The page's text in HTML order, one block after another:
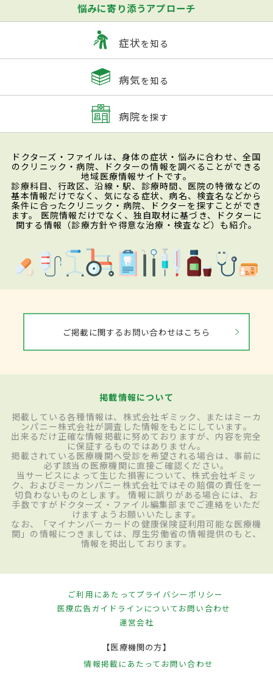
悩みに寄り添うアプローチ
症状を知る
病気を知る
病院を探す
ドクターズ・ファイルは、身体の症状・悩みに合わせ、全国
のクリニック・病院、ドクターの情報を調べることができる
地域医療情報サイトです。
診療科目、行政区、沿線・駅、診療時間、医院の特徴などの
基本情報だけでなく、気になる症状、病名、検査名などから
条件に合ったクリニック・病院、ドクターを探すことができ
ます。 医院情報だけでなく、独自取材に基づき、ドクターに
関する情報（診療方針や得意な治療・検査など）も紹介。
ご掲載に関するお問い合わせはこちら
掲載情報について
掲載している各種情報は、株式会社ギミック、またはミーカ
ンパニー株式会社が調査した情報をもとにしています。
出来るだけ正確な情報掲載に努めておりますが、内容を完全
に保証するものではありません。
掲載されている医療機関へ受診を希望される場合は、事前に
必ず該当の医療機関に直接ご確認ください。
当サービスによって生じた損害について、株式会社ギミッ
ク、およびミーカンパニー株式会社ではその賠償の責任を一
切負わないものとします。 情報に誤りがある場合には、お
手数ですがドクターズ・ファイル編集部までご連絡をいただ
けますようお願いいたします。
なお、「マイナンバーカードの健康保険証利用可能な医療機
関」の情報につきましては、厚生労働省の情報提供のもと、
情報を掲出しております。
ご利用にあたってプライバシーポリシー
医療広告ガイドラインについてお問い合わせ
運営会社
【医療機関の方】
情報掲載にあたって お問い合わせ